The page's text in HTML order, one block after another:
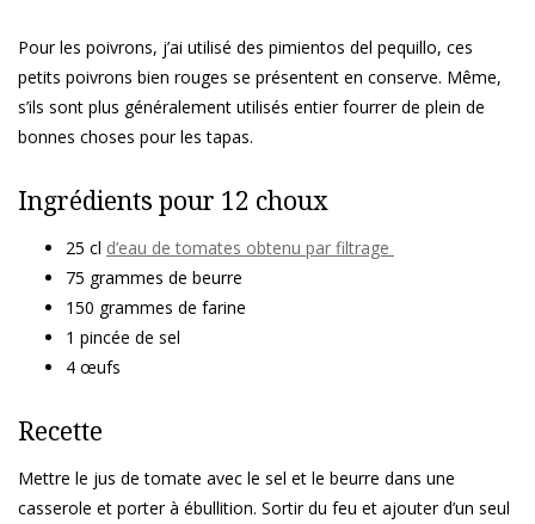
Pour les poivrons, j’ai utilisé des pimientos del pequillo, ces
petits poivrons bien rouges se présentent en conserve. Même,
s’ils sont plus généralement utilisés entier fourrer de plein de
bonnes choses pour les tapas.
Ingrédients pour 12 choux
25 cl d’eau de tomates obtenu par filtrage
75 grammes de beurre
150 grammes de farine
1 pincée de sel
4 œufs
Recette
Mettre le jus de tomate avec le sel et le beurre dans une
casserole et porter à ébullition. Sortir du feu et ajouter d’un seul